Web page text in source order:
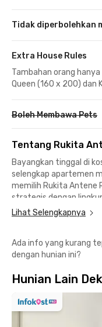
Tidak diperbolehkan
Extra House Rules
Tambahan orang
Queen (160 x 200) dan
Boleh Membawa Pets
Tentang Rukita
Bayangkan tinggal di
selengkap apartemen
memilih Rukita Antene
strategis dengan
hunian coliving
profesional muda yang
Lokasi Premium, Akses
📍 Hanya 300 meter
perkantoran bergengsi.
🏢 Akses mudah ke
Blok M, dan Senayan,
🚆 Dekat dengan
Lihat Selengkapnya
Ada info yang kurang
dengan hunian ini?
Hunian Lain